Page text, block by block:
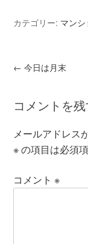
カテゴリー: マン
← 今日は月末
コメントを
メールアドレス
※の項目は必須
コメント※